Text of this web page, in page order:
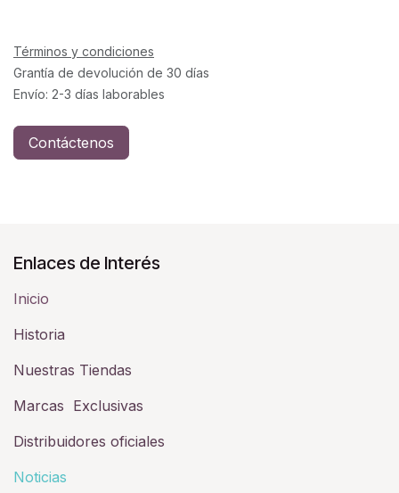
Términos y condiciones
Grantía de devolución de 30 días
Envío: 2-3 días laborables
Contáctenos
Enlaces de Interés
Inicio
Historia​
Nuestras Tiendas
Marcas Exclusivas
Distribuidores oficiales
Noticias